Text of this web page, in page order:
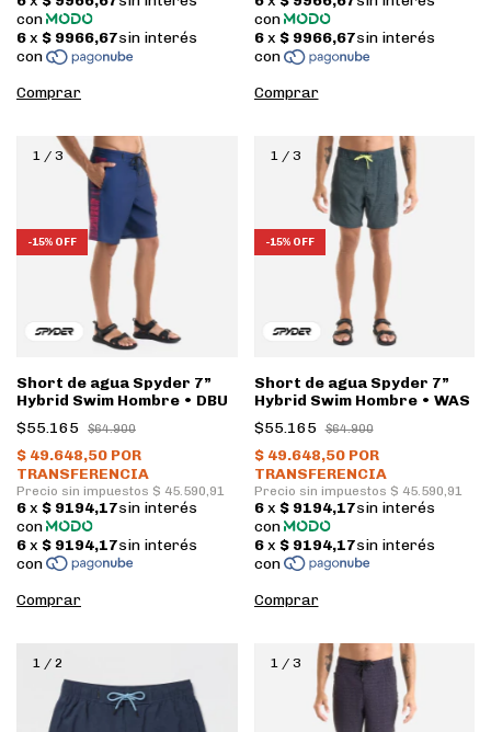
Comprar Comprar
1 / 3
-15% OFF
Short de agua Spyder 7”
Hybrid Swim Hombre • DBU
$55.165
$64.900
Comprar
1/ 3
-15% OFF
Short de agua Spyder 7”
Hybrid Swim Hombre • WAS
$55.165
$64.900
Comprar
1 / 2 1 / 3